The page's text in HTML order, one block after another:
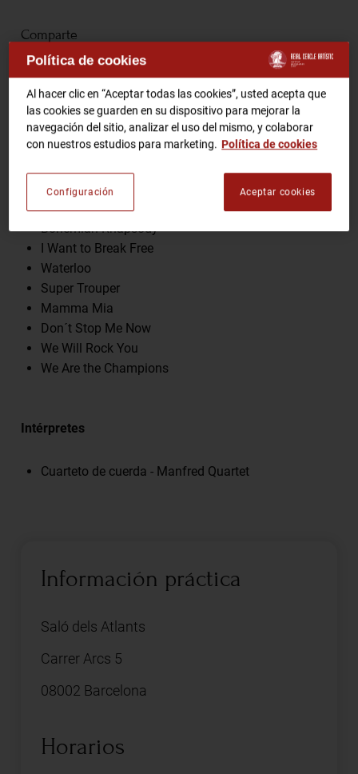
RCA TV
RCA TEATRO
Gastronomic Experience 360º
Entradas Eventos
CA ES
Comparte
Programa
SOS
Money, Money, Money
Bohemian Rhapsody
I Want to Break Free
Waterloo
Super Trouper
Mamma Mia
Don´t Stop Me Now
We Will Rock You
We Are the Champions
Intérpretes
Cuarteto de cuerda - Manfred Quartet
Información práctica
Saló dels Atlants
Carrer Arcs 5
08002 Barcelona
Horarios
Política de cookies
Al hacer clic en “Aceptar todas las cookies”, usted acepta que
las cookies se guarden en su dispositivo para mejorar la
navegación del sitio, analizar el uso del mismo, y colaborar
con nuestros estudios para marketing. Política de cookies
Aceptar cookies
Configuración